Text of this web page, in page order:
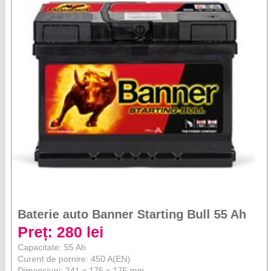
Baterie auto Banner Starting Bull 55 Ah
Preț: 280 lei
Capacitate: 55 Ah
Curent de pornire: 450 A(EN)